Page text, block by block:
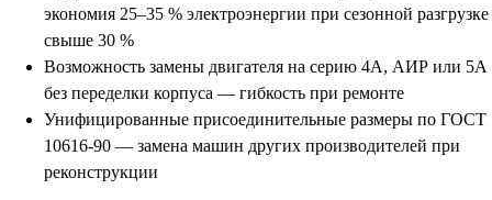
экономия 25–35 % электроэнергии при сезонной разгрузке
свыше 30 %
Возможность замены двигателя на серию 4А, АИР или 5А
без переделки корпуса — гибкость при ремонте
Унифицированные присоединительные размеры по ГОСТ
10616-90 — замена машин других производителей при
реконструкции